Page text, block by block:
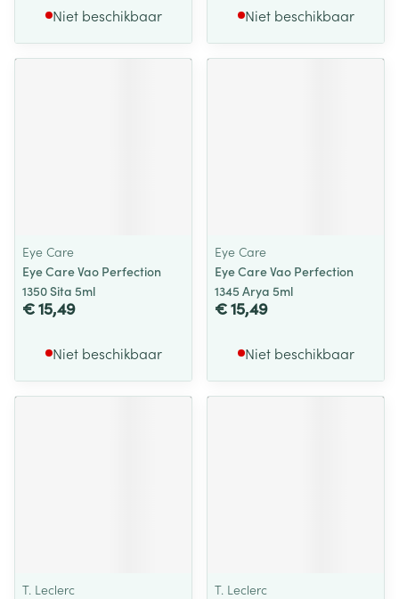
Niet beschikbaar Niet beschikbaar
Eye Care
Eye Care Vao Perfection
1350 Sita 5ml
€ 15,49
Niet beschikbaar
Eye Care
Eye Care Vao Perfection
1345 Arya 5ml
€ 15,49
Niet beschikbaar
T. Leclerc
T. Leclerc